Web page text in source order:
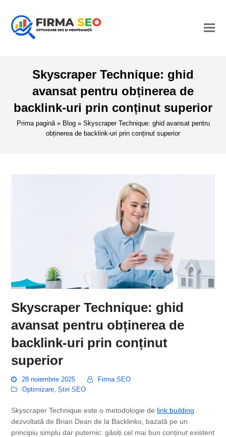
Skyscraper Technique: ghid
avansat pentru obținerea de
backlink-uri prin conținut superior
Prima pagină» Blog» Skyscraper Technique: ghid avansat pentru
obținerea de backlink-uri prin conținut superior
Skyscraper Technique: ghid
avansat pentru obținerea de
backlink-uri prin conținut
superior
28 noiembrie 2025
Firma SEO
Optimizare ,Știri SEO
Skyscraper Technique este o metodologie de link building
dezvoltată de Brian Dean de la Backlinko, bazată pe un
principiu simplu dar puternic: găsiți cel mai bun conținut existent